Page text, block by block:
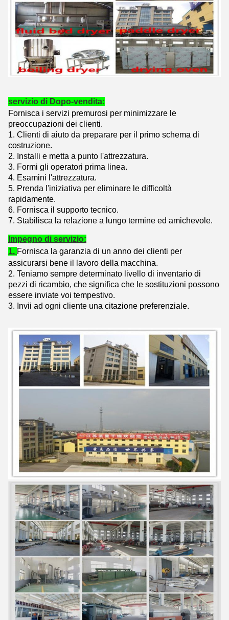
servizio di Dopo-vendita:
Fornisca i servizi premurosi per minimizzare le
preoccupazioni dei clienti.
1. Clienti di aiuto da preparare per il primo schema di
costruzione.
2. Installi e metta a punto l'attrezzatura.
3. Formi gli operatori prima linea.
4. Esamini l'attrezzatura.
5. Prenda l'iniziativa per eliminare le difficoltà
rapidamente.
6. Fornisca il supporto tecnico.
7. Stabilisca la relazione a lungo termine ed amichevole.
Impegno di servizio:
1. Fornisca la garanzia di un anno dei clienti per
assicurarsi bene il lavoro della macchina.
2. Teniamo sempre determinato livello di inventario di
pezzi di ricambio, che significa che le sostituzioni possono
essere inviate voi tempestivo.
3. Invii ad ogni cliente una citazione preferenziale.